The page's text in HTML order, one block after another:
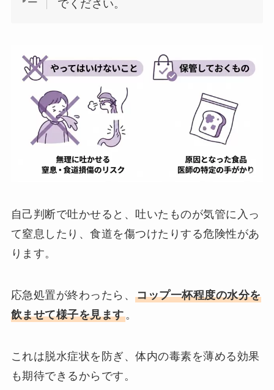
でください。
自己判断で吐かせると、吐いたものが気管に入っ
て窒息したり、食道を傷つけたりする危険性があ
ります。
応急処置が終わったら、コップ一杯程度の水分を
飲ませて様子を見ます。
これは脱水症状を防ぎ、体内の毒素を薄める効果
も期待できるからです。